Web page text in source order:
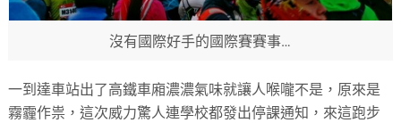
沒有國際好手的國際賽賽事…
一到達車站出了高鐵車廂濃濃氣味就讓人喉嚨不是，原來是
霧霾作祟，這次威力驚人連學校都發出停課通知，來這跑步